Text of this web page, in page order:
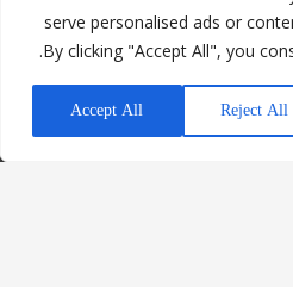
serve personalised ads or
By clicking "Accept All", you
Reject All
Accept All